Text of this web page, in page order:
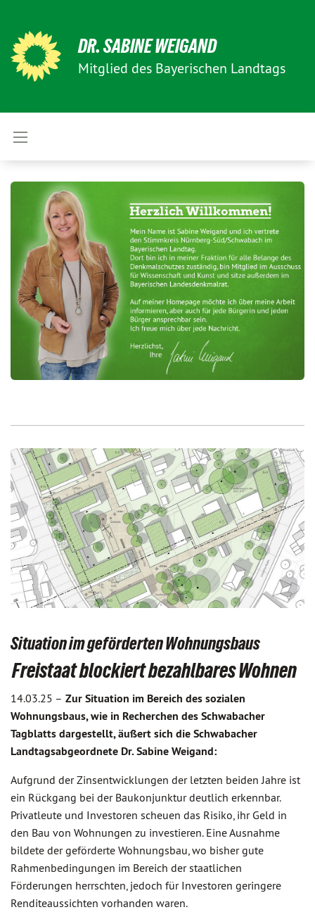
DR. SABINE WEIGAND
Mitglied des Bayerischen Landtags
Situation im geförderten Wohnungsbaus
Freistaat blockiert bezahlbares Wohnen
14.03.25 – Zur Situation im Bereich des sozialen
Wohnungsbaus, wie in Recherchen des Schwabacher
Tagblatts dargestellt, äußert sich die Schwabacher
Landtagsabgeordnete Dr. Sabine Weigand:
Aufgrund der Zinsentwicklungen der letzten beiden Jahre ist
ein Rückgang bei der Baukonjunktur deutlich erkennbar.
Privatleute und Investoren scheuen das Risiko, ihr Geld in
den Bau von Wohnungen zu investieren. Eine Ausnahme
bildete der geförderte Wohnungsbau, wo bisher gute
Rahmenbedingungen im Bereich der staatlichen
Förderungen herrschten, jedoch für Investoren geringere
Renditeaussichten vorhanden waren.